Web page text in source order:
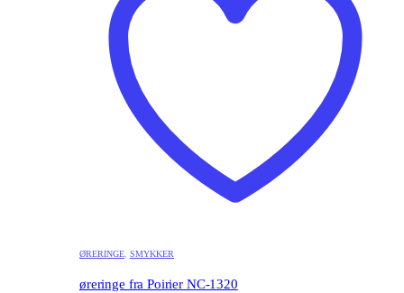
ØRERINGE SMYKKER
øreringe fra Poirier NC-1320